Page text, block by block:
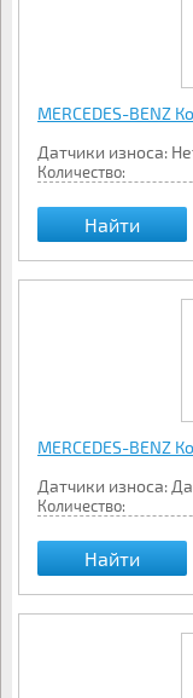
MERCEDES-BENZ
Датчики износа:
Количество:
Найти
MERCEDES-BENZ
Датчики износа: Да
Количество:
Найти